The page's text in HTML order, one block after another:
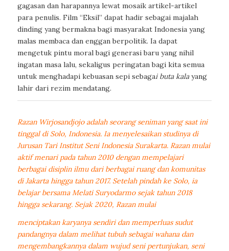
gagasan dan harapannya lewat mosaik artikel-artikel
para penulis. Film “Eksil” dapat hadir sebagai majalah
dinding yang bermakna bagi masyarakat Indonesia yang
malas membaca dan enggan berpolitik. Ia dapat
mengetuk pintu moral bagi generasi baru yang nihil
ingatan masa lalu, sekaligus peringatan bagi kita semua
untuk menghadapi kebuasan sepi sebagai buta kalayang
lahir dari rezim mendatang.
Razan Wirjosandjojo adalah seorang seniman yang saat ini
tinggal di Solo, Indonesia. Ia menyelesaikan studinya di
Jurusan Tari Institut Seni Indonesia Surakarta. Razan mulai
aktif menari pada tahun 2010 dengan mempelajari
berbagai disiplin ilmu dari berbagai ruang dan komunitas
di Jakarta hingga tahun 2017. Setelah pindah ke Solo, ia
belajar bersama Melati Suryodarmo sejak tahun 2018
hingga sekarang. Sejak 2020, Razan mulai
menciptakan karyanya sendiri dan memperluas sudut
pandangnya dalam melihat tubuh sebagai wahana dan
mengembangkannya dalam wujud seni pertunjukan, seni